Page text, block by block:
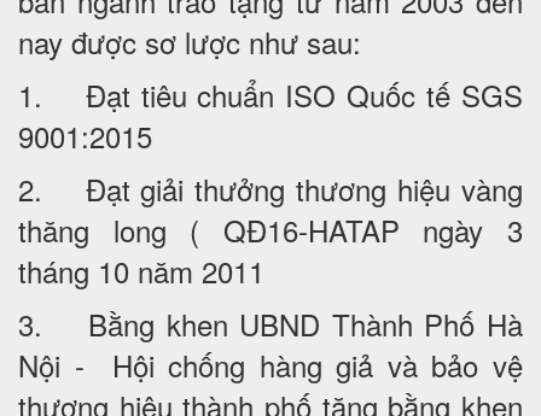
nay được sơ lược như sau:
1. Đạt tiêu chuẩn ISO Quốc tế SGS
9001:2015
2. Đạt giải thưởng thương hiệu vàng
thăng long ( QĐ16-HATAP ngày 3
tháng 10 năm 2011
3. Bằng khen UBND Thành Phố Hà
Nội - Hội chống hàng giả và bảo vệ
thương hiệu thành phố tặng bằng khen